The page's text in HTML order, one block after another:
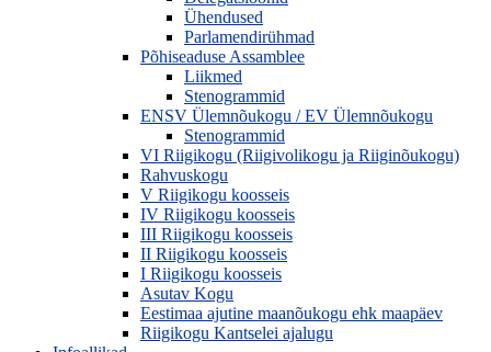
Ühendused
Parlamendirühmad
Põhiseaduse Assamblee
Liikmed
Stenogrammid
ENSV Ülemnõukogu / EV Ülemnõukogu
Stenogrammid
VI Riigikogu (Riigivolikogu ja Riiginõukogu)
Rahvuskogu
V Riigikogu koosseis
IV Riigikogu koosseis
III Riigikogu koosseis
II Riigikogu koosseis
I Riigikogu koosseis
Asutav Kogu
Eestimaa ajutine maanõukogu ehk maapäev
Riigikogu Kantselei ajalugu